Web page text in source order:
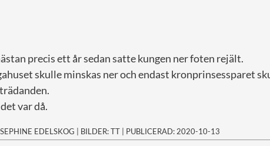
precis ett år sedan satte kungen ner foten rejält.
skulle minskas ner och endast kronprinsessparet
var då.
EDELSKOG | BILDER: TT | PUBLICERAD: 2020-10-13